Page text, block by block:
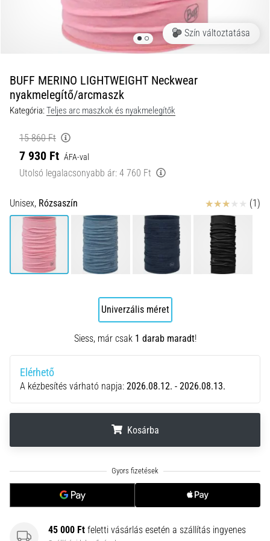
A
gyakorlatban
az
sebességet,
mozgékonyságot
az
irányváltási
képességet
teszteli.
Hogyan
hajtható…
11 perces olvasási idő
Futótérd:
Okok,
kezelés
megelőzés
futótérd,
néven
iliotibiális
szindróma
egy
Szín változtatása
BUFF MERINO LIGHTWEIGHT Neckwear
nyakmelegítő/arcmaszk
Kategória:Teljes arc maszkok és nyakmelegítők
15 860 Ft
7 930 Ft ÁFA-val
Utolsó legalacsonyabb ár: 4 760 Ft
Unisex, Rózsaszín Értékelés (1)
Univerzális méret
Siess, már csak 1 darab maradt!
Elérhető
A kézbesítés várható napja: 2026.08.12. - 2026.08.13.
Kosárba
45 000 Ft feletti vásárlás esetén a szállítás ingyenes